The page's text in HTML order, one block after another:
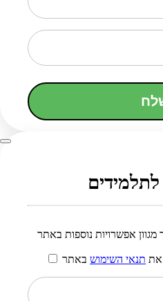
אפשרויות נוספות באתר
את תנאי השימוש באתר